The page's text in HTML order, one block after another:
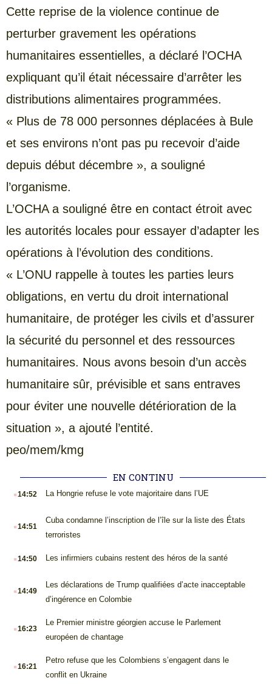
Cette reprise de la violence continue de
perturber gravement les opérations
humanitaires essentielles, a déclaré l’OCHA
expliquant qu’il était nécessaire d’arrêter les
distributions alimentaires programmées.
« Plus de 78 000 personnes déplacées à Bule
et ses environs n’ont pas pu recevoir d’aide
depuis début décembre », a souligné
l’organisme.
L’OCHA a souligné être en contact étroit avec
les autorités locales pour essayer d’adapter les
opérations à l’évolution des conditions.
« L’ONU rappelle à toutes les parties leurs
obligations, en vertu du droit international
humanitaire, de protéger les civils et d’assurer
la sécurité du personnel et des ressources
humanitaires. Nous avons besoin d’un accès
humanitaire sûr, prévisible et sans entraves
pour éviter une nouvelle détérioration de la
situation », a ajouté l’entité.
peo/mem/kmg
EN CONTINU
.14:52 La Hongrie refuse le vote majoritaire dans l’UE
.14:51
Cuba condamne l’inscription de l’île sur la liste des États
terroristes
.14:50 Les infirmiers cubains restent des héros de la santé
.14:49
Les déclarations de Trump qualifiées d’acte inacceptable
d’ingérence en Colombie
.16:23
Le Premier ministre géorgien accuse le Parlement
européen de chantage
.16:21
Petro refuse que les Colombiens s’engagent dans le
conflit en Ukraine